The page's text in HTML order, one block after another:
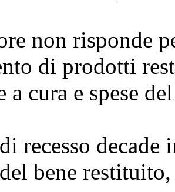
non risponde
di prodotti
a cura e spese
recesso decade
bene